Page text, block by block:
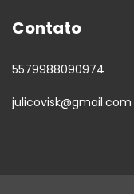
Contato
5579988090974
julicovisk@gmail.com